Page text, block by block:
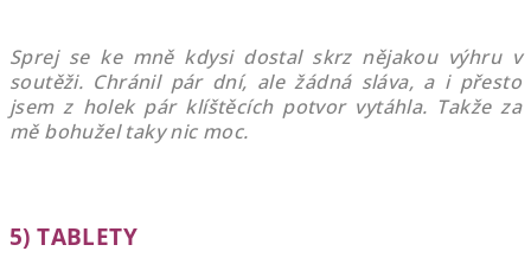
Sprej se ke mně kdysi dostal skrz nějakou výhru v
soutěži. Chránil pár dní, ale žádná sláva, a i přesto
jsem z holek pár klíštěcích potvor vytáhla. Takže za
mě bohužel taky nic moc.
5) TABLETY